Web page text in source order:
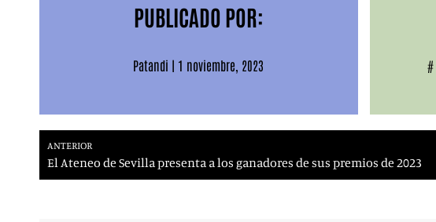
PUBLICADO POR:
Patandi | 1 noviembre, 2023 #
ANTERIOR
El Ateneo de Sevilla presenta a los ganadores de sus premios de 2023